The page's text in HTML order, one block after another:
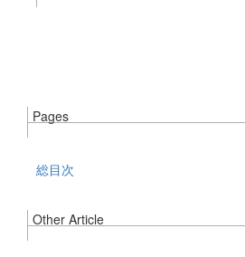
Pages
総目次
Other Article